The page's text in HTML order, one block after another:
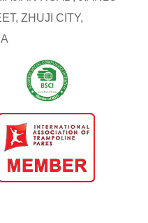
ZHUJI CITY,